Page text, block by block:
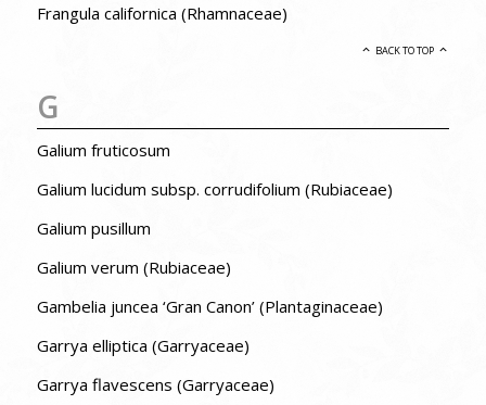
Frangula californica (Rhamnaceae)
BACK TO TOP
G
Galium fruticosum
Galium lucidum subsp. corrudifolium (Rubiaceae)
Galium pusillum
Galium verum (Rubiaceae)
Gambelia juncea ‘Gran Canon’ (Plantaginaceae)
Garrya elliptica (Garryaceae)
Garrya flavescens (Garryaceae)